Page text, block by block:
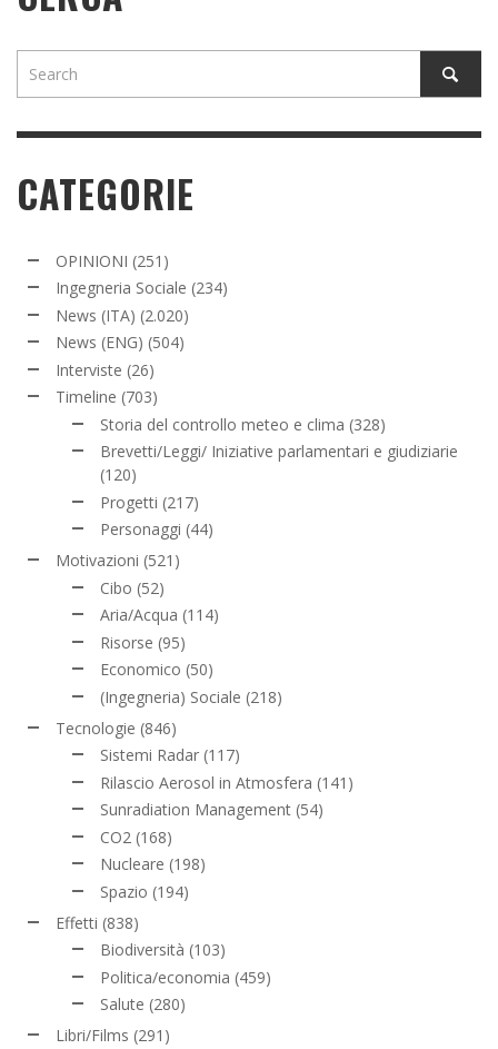
CATEGORIE
OPINIONI (251)
Ingegneria Sociale (234)
News (ITA) (2.020)
News (ENG) (504)
Interviste (26)
Timeline (703)
Storia del controllo meteo e clima (328)
Brevetti/Leggi/ Iniziative parlamentari e giudiziarie
(120)
Progetti (217)
Personaggi (44)
Motivazioni (521)
Cibo (52)
Aria/Acqua (114)
Risorse (95)
Economico (50)
(Ingegneria) Sociale (218)
Tecnologie (846)
Sistemi Radar (117)
Rilascio Aerosol in Atmosfera (141)
Sunradiation Management (54)
CO2 (168)
Nucleare (198)
Spazio (194)
Effetti (838)
Biodiversità (103)
Politica/economia (459)
Salute (280)
Libri/Films (291)